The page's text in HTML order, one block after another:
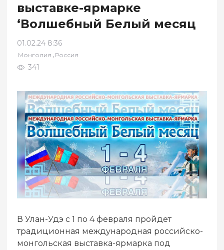
выставке-ярмарке
‘Волшебный Белый месяц
01.02.24 8:36
Монголия , Россия
341
В Улан-Удэ с 1 по 4 февраля пройдет
традиционная международная российско-
монгольская выставка-ярмарка под